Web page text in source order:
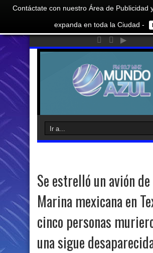
Contáctate con nuestro Área de Publicidad
expanda en toda la Ciudad -
Se estrelló un avión
Marina mexicana en
cinco personas
una sigue